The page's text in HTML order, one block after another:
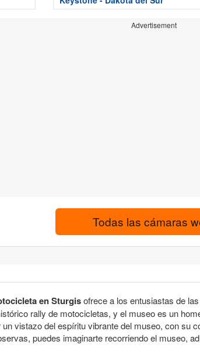
Advertisement
Todas las cámaras
en Sturgisofrece a los entusiastas de
rally de motocicletas, y el museo es un
vistazo del espíritu vibrante del museo, con su
puedes imaginarte recorriendo el museo,